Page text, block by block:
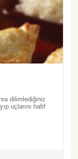
dilimlediğiniz
uçlarını hafif